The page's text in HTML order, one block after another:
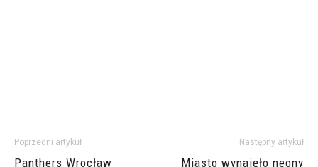
Poprzedni artykuł
Panthers Wrocław
Następny artykuł
Miasto wynajęło neony